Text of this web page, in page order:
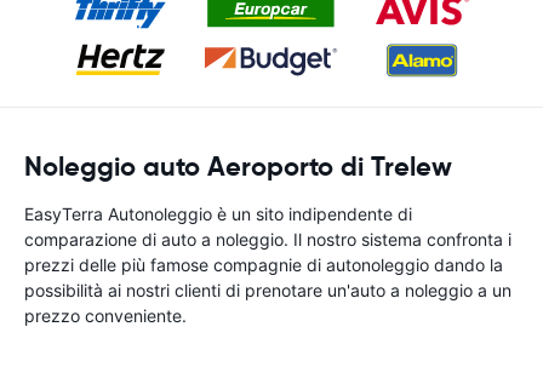
Noleggio auto Aeroporto di Trelew
EasyTerra Autonoleggio è un sito indipendente di
comparazione di auto a noleggio. Il nostro sistema confronta i
prezzi delle più famose compagnie di autonoleggio dando la
possibilità ai nostri clienti di prenotare un'auto a noleggio a un
prezzo conveniente.